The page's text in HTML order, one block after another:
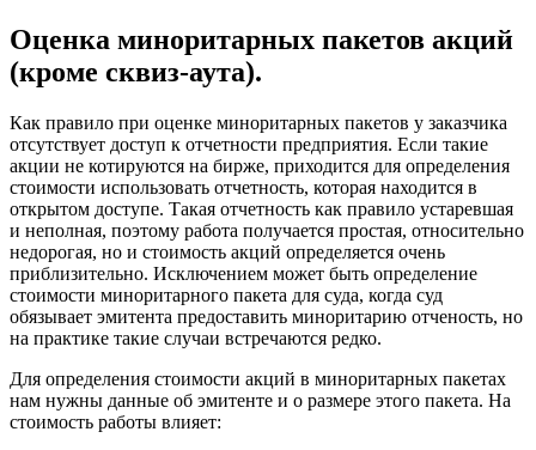
Оценка миноритарных пакетов акций
(кроме сквиз-аута).
Как правило при оценке миноритарных пакетов у заказчика
отсутствует доступ к отчетности предприятия. Если такие
акции не котируются на бирже, приходится для определения
стоимости использовать отчетность, которая находится в
открытом доступе. Такая отчетность как правило устаревшая
и неполная, поэтому работа получается простая, относительно
недорогая, но и стоимость акций определяется очень
приблизительно. Исключением может быть определение
стоимости миноритарного пакета для суда, когда суд
обязывает эмитента предоставить миноритарию отченость, но
на практике такие случаи встречаются редко.
Для определения стоимости акций в миноритарных пакетах
нам нужны данные об эмитенте и о размере этого пакета. На
стоимость работы влияет: